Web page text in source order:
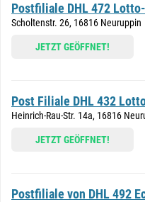
Postfiliale DHL 472
Scholtenstr. 26, 16816 Neuruppin
JETZT GEÖFFNET!
Post Filiale DHL 432
Heinrich-Rau-Str. 14a, 16816
JETZT GEÖFFNET!
Postfiliale von DHL 492